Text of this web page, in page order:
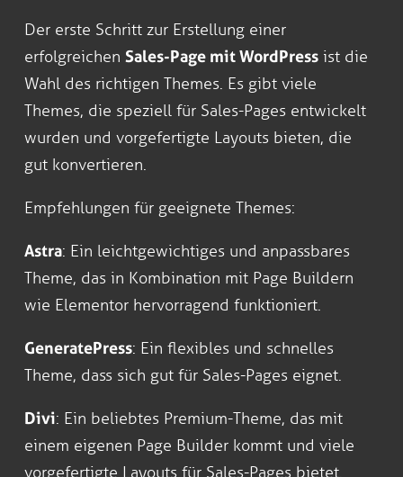
Der erste Schritt zur Erstellung einer
erfolgreichen Sales-Page mit WordPress ist die
Wahl des richtigen Themes. Es gibt viele
Themes, die speziell für Sales-Pages entwickelt
wurden und vorgefertigte Layouts bieten, die
gut konvertieren.
Empfehlungen für geeignete Themes:
Astra: Ein leichtgewichtiges und anpassbares
Theme, das in Kombination mit Page Buildern
wie Elementor hervorragend funktioniert.
GeneratePress: Ein flexibles und schnelles
Theme, dass sich gut für Sales-Pages eignet.
Divi: Ein beliebtes Premium-Theme, das mit
einem eigenen Page Builder kommt und viele
vorgefertigte Layouts für Sales-Pages bietet.